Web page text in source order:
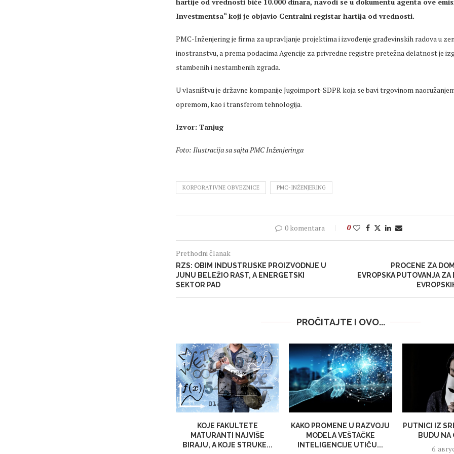
Investmentsa“ koji je objavio Centralni registar hartija od vrednosti.
PMC-Inženjering je firma za upravljanje projektima i izvođenje građevinskih radova u
inostranstvu, a prema podacima Agencije za privredne registre pretežna delatnost je
stambenih i nestambenih zgrada.
U vlasništvu je državne kompanije Jugoimport-SDPR koja se bavi trgovinom
opremom, kao i transferom tehnologija.
Izvor: Tanjug
Foto: Ilustracija sa sajta PMC Inženjeringa
KORPORATIVNE OBVEZNICE PMC-INŽENJERING
0 komentara 0
Prethodni članak
RZS: OBIM INDUSTRIJSKE PROIZVODNJE U
JUNU BELEŽIO RAST, A ENERGETSKI
SEKTOR PAD
PROCENE ZA
EVROPSKA PUTOVANJA ZA
PROČITAJTE I OVO...
KOJE FAKULTETE
MATURANTI NAJVIŠE
BIRAJU, A KOJE STRUKE...
KAKO PROMENE U RAZVOJU
MODELA VEŠTAČKE
INTELIGENCIJE UTIČU...
PUTNICI IZ
BUDU NA
6.